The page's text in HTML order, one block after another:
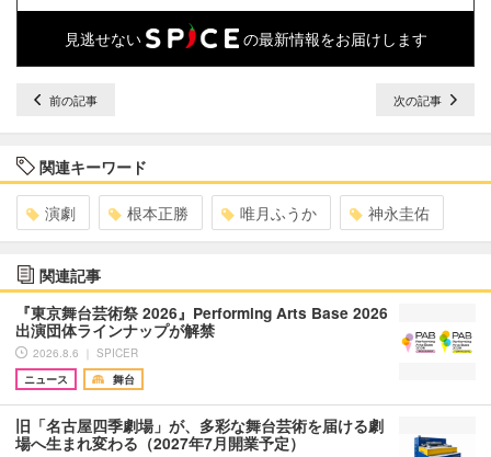
見逃せない の最新情報をお届けします
前の記事 次の記事
関連キーワード
演劇 根本正勝 唯月ふうか 神永圭佑
関連記事
『東京舞台芸術祭 2026』Performing Arts Base 2026
出演団体ラインナップが解禁
2026.8.6 ｜ SPICER
ニュース
舞台
旧「名古屋四季劇場」が、多彩な舞台芸術を届ける劇
場へ生まれ変わる（2027年7月開業予定）